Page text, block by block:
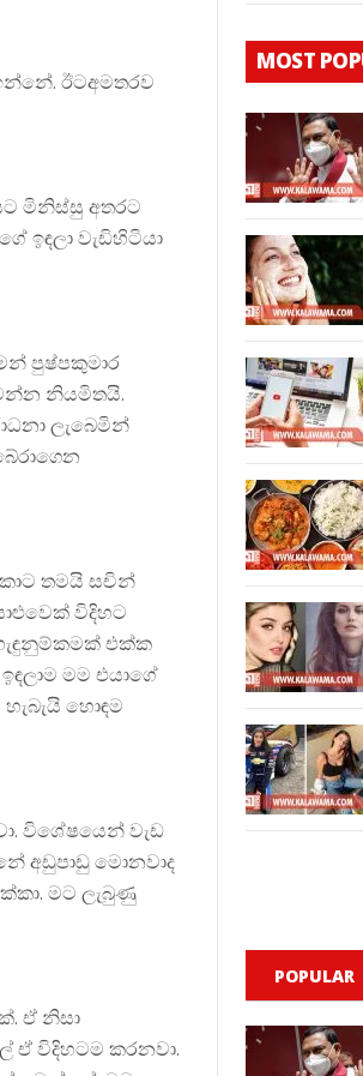
ඊටඅමතරව
මිනිස්සු අතරට
ඉඳලා වැඩිහිටියා
පුෂ්පකුමාර
නියමිතයි.
ලැබෙමින්
තමයි සචින්
විදිහට
එක්ක
මම එයාගේ
හොඳම
විශේෂයෙන් වැඩ
අඩුපාඩු මොනවාද
මට ලැබුණු
ඒ නිසා
ඒ විදිහටම කරනවා.
MOST
POPULAR